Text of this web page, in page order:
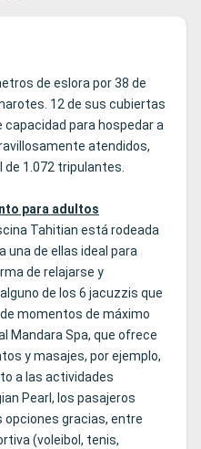
de eslora por 38 de
12 de sus cubiertas
para hospedar a
atendidos,
1.072 tripulantes.
para adultos
Tahitian está rodeada
una de ellas ideal para
de relajarse y
de los 6 jacuzzis que
momentos de máximo
Mandara Spa, que ofrece
y masajes, por ejemplo,
a las actividades
Pearl, los pasajeros
opciones gracias, entre
(voleibol, tenis,